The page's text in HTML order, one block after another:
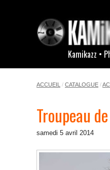
Kamikazz •
ACCUEIL / CATALOGUE /
Troupeau
samedi 5 avril 2014